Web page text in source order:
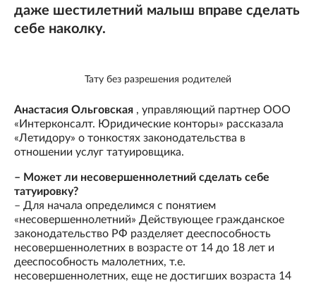
даже шестилетний малыш вправе сделать
себе наколку.
Тату без разрешения родителей
Анастасия Ольговская , управляющий партнер ООО
«Интерконсалт. Юридические конторы» рассказала
«Летидору» о тонкостях законодательства в
отношении услуг татуировщика.
– Может ли несовершеннолетний сделать себе
татуировку?
– Для начала определимся с понятием
«несовершеннолетний» Действующее гражданское
законодательство РФ разделяет дееспособность
несовершеннолетних в возрасте от 14 до 18 лет и
дееспособность малолетних, т.е.
несовершеннолетних, еще не достигших возраста 14